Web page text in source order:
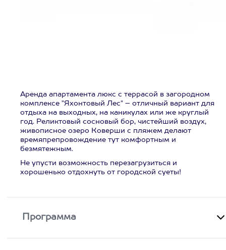
Аренда апартамента люкс с террасой в загородном
комплексе "Яхонтовый Лес" – отличный вариант для
отдыха на выходных, на каникулах или же круглый
год. Реликтовый сосновый бор, чистейший воздух,
живописное озеро Коверши с пляжем делают
времяпрепровождение тут комфортным и
безмятежным.
Не упусти возможность перезагрузиться и
хорошенько отдохнуть от городской суеты!
Программа